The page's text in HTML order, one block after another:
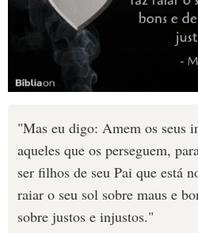
"Mas eu digo: Amem os seus
aqueles que os perseguem,
ser filhos de seu Pai que está
raiar o seu sol sobre maus e
sobre justos e injustos."